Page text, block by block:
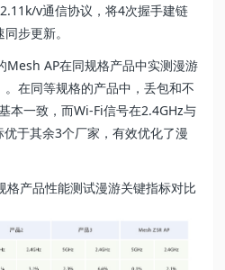
v通信协议，将4次握手建链
步更新。
Mesh AP在同规格产品中实测漫游
在同等规格的产品中，丢包和不
本一致，而Wi-Fi信号在2.4GHz与
于其余3个厂家，有效优化了漫
测试漫游关键指标对比